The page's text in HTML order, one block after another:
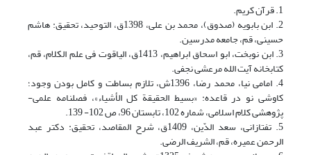
1. قرآن کریم.
2. ابن بابویه (صدوق)، محمد بن علی، 1398ق، التوحید، تحقیق: هاشم
حسینی، قم، جامعه مدرسین.
3. ابن نوبخت‏، ابو اسحاق ابراهیم، 1413ق، الیاقوت فی علم الکلام‏، قم،
کتابخانه آیت الله مرعشى نجفى.
4. امامی نیا، محمد رضا، 1396ش، تلازم بساطت و کامل بودن وجود؛
کاوشی نو در قاعده: «بسیط الحقیقة کل الأشیاء»، فصلنامه علمی-
پژوهشی کلام اسلامی، شماره 102، تابستان 96، ص 102- 139.‏
5. تفتازانی، سعد الدّین، 1409ق، شرح المقاصد، تحقیق: دکتر عبد
الرحمن عمیره‏، قم، الشریف الرضی.